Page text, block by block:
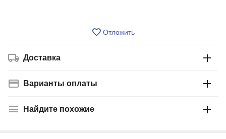
Отложить
Доставка
Варианты оплаты
Найдите похожие